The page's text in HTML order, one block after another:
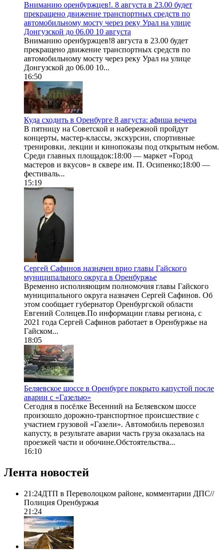
Вниманию оренбуржцев!. 8 августа в 23.00 будет
прекращено движение транспортных средств по
автомобильному мосту через реку Урал на улице
Донгузской до 06.00 10 августа
Вниманию оренбуржцев!8 августа в 23.00 будет
прекращено движение транспортных средств по
автомобильному мосту через реку Урал на улице
Донгузской до 06.00 10...
16:50
Куда сходить в Оренбурге 8 августа: афиша вечера
В пятницу на Советской и набережной пройдут
концерты, мастер-классы, экскурсии, спортивные
тренировки, лекции и кинопоказы под открытым небом.
Среди главных площадок:18:00 — маркет «Город
мастеров и вкусов» в сквере им. П. Осипенко;18:00 —
фестиваль...
15:19
Сергей Сафинов назначен врио главы Гайского
муниципального округа в Оренбуржье
Временно исполняющим полномочия главы Гайского
муниципального округа назначен Сергей Сафинов. Об
этом сообщает губернатор Оренбургской области
Евгений Солнцев.По информации главы региона, с
2021 года Сергей Сафинов работает в Оренбуржье на
Гайском...
18:05
Беляевское шоссе в Оренбурге покрыто капустой после
аварии с «Газелью»
Сегодня в посёлке Весенний на Беляевском шоссе
произошло дорожно-транспортное происшествие с
участием грузовой «Газели». Автомобиль перевозил
капусту, в результате аварии часть груза оказалась на
проезжей части и обочине.Обстоятельства...
16:10
Лента новостей
21:24ДТП в Переволоцком районе, комментарии ДПС//
Полиция Оренбуржья
21:24